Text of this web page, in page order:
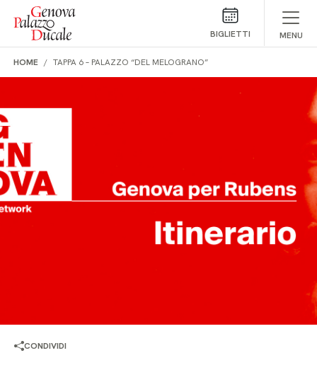
Salta al contenuto
BIGLIETTI MENU
HOME TAPPA 6 – PALAZZO “DEL MELOGRANO”
CONDIVIDI